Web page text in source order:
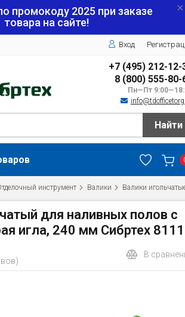
промокоду 2025 при заказе
товара на сайте!
Вход
+7 (495) 212-12-
8 (800) 555-80-
Пн—Пт
Найти
инструмент Валики Валики
для наливных полов с
игла, 240 мм Сибртех
В